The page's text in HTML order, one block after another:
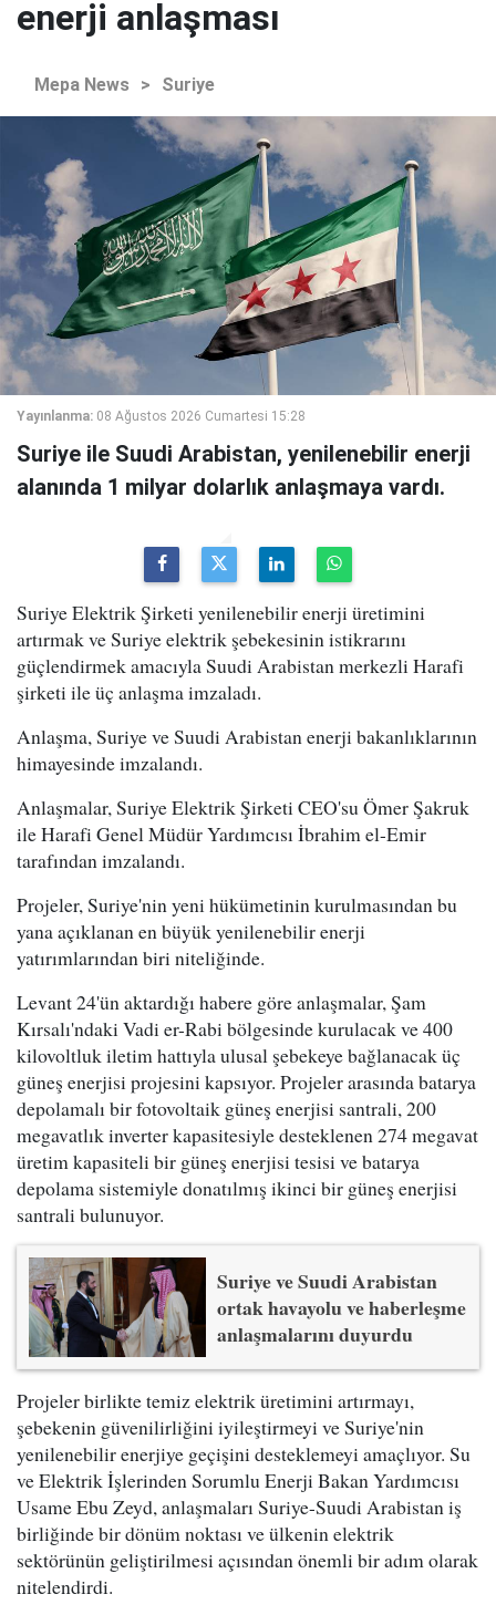
enerji anlaşması
Mepa News > Suriye
Yayınlanma: 08 Ağustos 2026 Cumartesi 15:28
Suriye ile Suudi Arabistan, yenilenebilir enerji
alanında 1 milyar dolarlık anlaşmaya vardı.
Suriye Elektrik Şirketi yenilenebilir enerji üretimini
artırmak ve Suriye elektrik şebekesinin istikrarını
güçlendirmek amacıyla Suudi Arabistan merkezli Harafi
şirketi ile üç anlaşma imzaladı.
Anlaşma, Suriye ve Suudi Arabistan enerji bakanlıklarının
himayesinde imzalandı.
Anlaşmalar, Suriye Elektrik Şirketi CEO'su Ömer Şakruk
ile Harafi Genel Müdür Yardımcısı İbrahim el-Emir
tarafından imzalandı.
Projeler, Suriye'nin yeni hükümetinin kurulmasından bu
yana açıklanan en büyük yenilenebilir enerji
yatırımlarından biri niteliğinde.
Levant 24'ün aktardığı habere göre anlaşmalar, Şam
Kırsalı'ndaki Vadi er-Rabi bölgesinde kurulacak ve 400
kilovoltluk iletim hattıyla ulusal şebekeye bağlanacak üç
güneş enerjisi projesini kapsıyor. Projeler arasında batarya
depolamalı bir fotovoltaik güneş enerjisi santrali, 200
megavatlık inverter kapasitesiyle desteklenen 274 megavat
üretim kapasiteli bir güneş enerjisi tesisi ve batarya
depolama sistemiyle donatılmış ikinci bir güneş enerjisi
santrali bulunuyor.
Suriye ve Suudi Arabistan
ortak havayolu ve haberleşme
anlaşmalarını duyurdu
Projeler birlikte temiz elektrik üretimini artırmayı,
şebekenin güvenilirliğini iyileştirmeyi ve Suriye'nin
yenilenebilir enerjiye geçişini desteklemeyi amaçlıyor. Su
ve Elektrik İşlerinden Sorumlu Enerji Bakan Yardımcısı
Usame Ebu Zeyd, anlaşmaları Suriye-Suudi Arabistan iş
birliğinde bir dönüm noktası ve ülkenin elektrik
sektörünün geliştirilmesi açısından önemli bir adım olarak
nitelendirdi.